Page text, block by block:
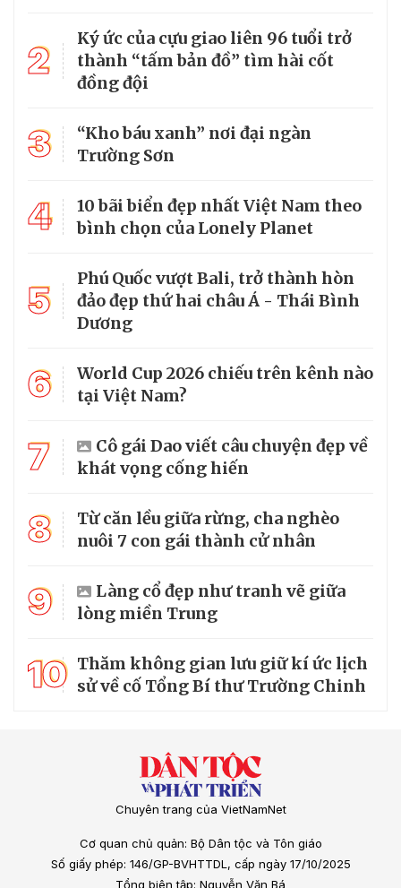
2
Ký ức của cựu giao liên 96 tuổi trở
thành “tấm bản đồ” tìm hài cốt
đồng đội
3
“Kho báu xanh” nơi đại ngàn
Trường Sơn
4
10 bãi biển đẹp nhất Việt Nam theo
bình chọn của Lonely Planet
5
Phú Quốc vượt Bali, trở thành hòn
đảo đẹp thứ hai châu Á - Thái Bình
Dương
6
World Cup 2026 chiếu trên kênh nào
tại Việt Nam?
7
Cô gái Dao viết câu chuyện đẹp về
khát vọng cống hiến
8
Từ căn lều giữa rừng, cha nghèo
nuôi 7 con gái thành cử nhân
9
Làng cổ đẹp như tranh vẽ giữa
lòng miền Trung
10 Thăm không gian lưu giữ kí ức lịch
sử về cố Tổng Bí thư Trường Chinh
Chuyên trang của VietNamNet
Cơ quan chủ quản: Bộ Dân tộc và Tôn giáo
Số giấy phép: 146/GP-BVHTTDL, cấp ngày 17/10/2025
Tổng biên tập: Nguyễn Văn Bá